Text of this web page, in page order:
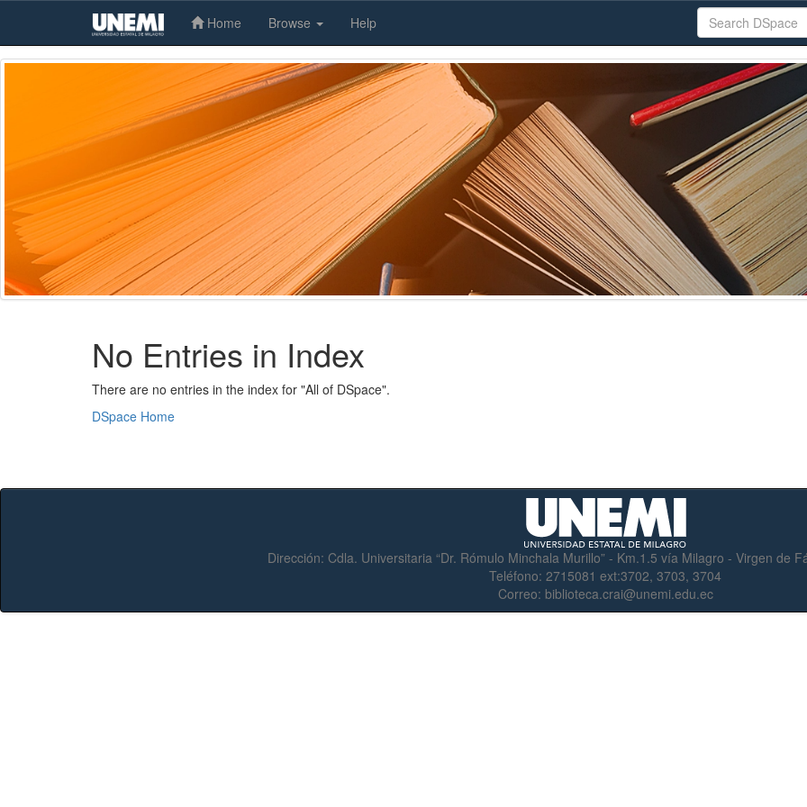
Skip
Home Browse Help
No Entries in Index
There are no entries in the index for "All of DSpace".
DSpace Home
Dirección: Cdla. Universitaria “Dr. Rómulo Minchala Murillo” - Km.1.5 vía Milagro - Virgen de
Teléfono: 2715081 ext:3702, 3703, 3704
Correo: biblioteca.crai@unemi.edu.ec